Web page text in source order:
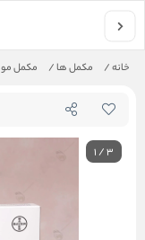
خانه/ مکمل ها/ مکمل مو
1/3